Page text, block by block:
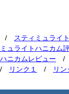
/
スティミュライ
ュライトハニカム
ニカムレビュー
リンク１ / リ